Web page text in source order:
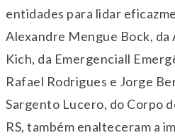
entidades para lidar
Alexandre Mengue Bock,
Kich, da Emergenciall
Rafael Rodrigues e Jorge
Sargento Lucero, do Corpo
RS, também enalteceram a